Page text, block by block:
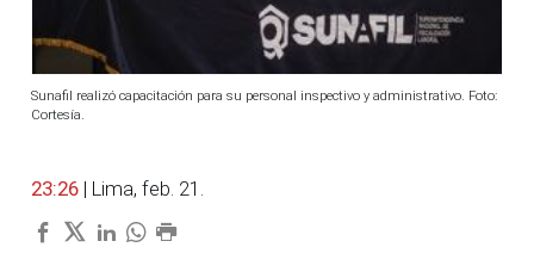
Sunafil realizó capacitación para su personal inspectivo y administrativo. Foto:
Cortesía.
23:26 | Lima, feb. 21.